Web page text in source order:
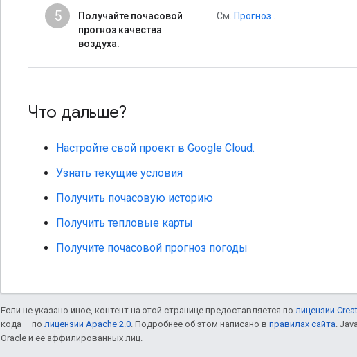
5
Получайте почасовой
прогноз качества
воздуха.
См. Прогноз
Что дальше?
Настройте свой проект в Google Cloud.
Узнать текущие условия
Получить почасовую историю
Получить тепловые карты
Получите почасовой прогноз погоды
Если не указано иное, контент на этой странице предоставляется по лицензии
кода – по лицензии Apache 2.0 . Подробнее об этом написано в правилах сайта .
Oracle и ее аффилированных лиц.